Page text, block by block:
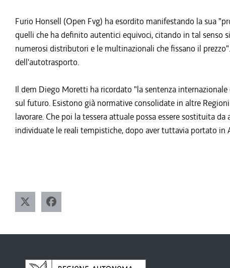
Furio Honsell (Open Fvg) ha esordito manifestando la sua
quelli che ha definito autentici equivoci, citando in tal senso
numerosi distributori e le multinazionali che fissano il
dell'autotrasporto.
Il dem Diego Moretti ha ricordato "la sentenza
sul futuro. Esistono già normative consolidate in altre
lavorare. Che poi la tessera attuale possa essere sostituita
individuate le reali tempistiche, dopo aver tuttavia portato